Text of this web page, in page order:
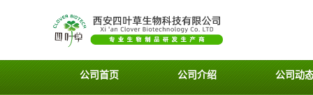
公司首页 公司介绍 公司动